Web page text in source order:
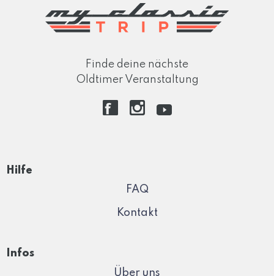
Finde deine nächste
Oldtimer Veranstaltung
Hilfe
FAQ
Kontakt
Infos
Über uns